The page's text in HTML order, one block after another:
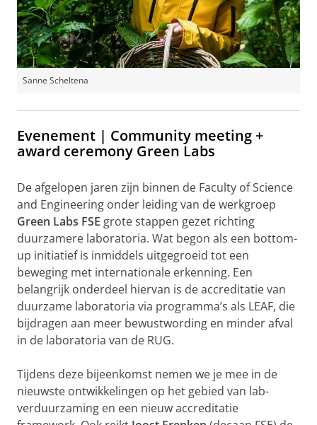
Sanne Scheltena
Evenement | Community meeting +
award ceremony Green Labs
De afgelopen jaren zijn binnen de Faculty of Science
and Engineering onder leiding van de werkgroep
Green Labs FSE grote stappen gezet richting
duurzamere laboratoria. Wat begon als een bottom-
up initiatief is inmiddels uitgegroeid tot een
beweging met internationale erkenning. Een
belangrijk onderdeel hiervan is de accreditatie van
duurzame laboratoria via programma’s als LEAF, die
bijdragen aan meer bewustwording en minder afval
in de laboratoria van de RUG.
Tijdens deze bijeenkomst nemen we je mee in de
nieuwste ontwikkelingen op het gebied van lab-
verduurzaming en een nieuw accreditatie